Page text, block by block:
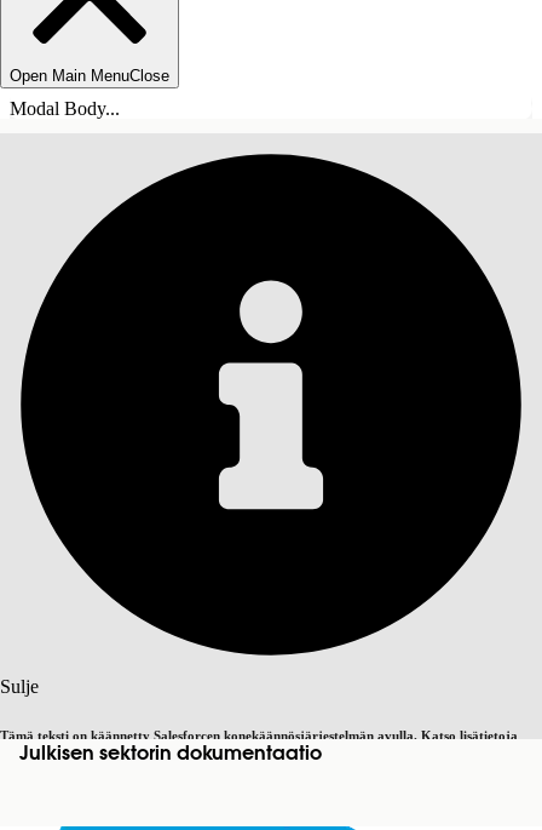
Open Main MenuClose
Modal Body...
Sulje
Tämä teksti on käännetty Salesforcen konekäännösjärjestelmän avulla. Katso lisätietoja
täältä. Vaihda englantiin Ei nyt
Julkisen sektorin dokumentaatio
SISÄLLYSLUETTELO